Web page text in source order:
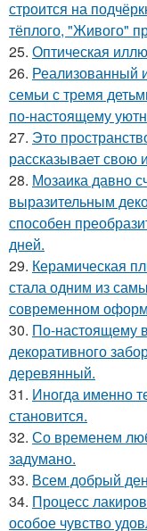
строится на
тёплого, "Живого"
25. Оптическая
26. Реализованный
семьи с тремя
по-настоящему
27. Это
рассказывает свою
28. Мозаика давно
выразительным
способен
дней.
29. Керамическая
стала одним из
современном
30. По-настоящему
декоративного
деревянный.
31. Иногда именно
становится.
32. Со временем
задумано.
33. Всем добрый
34. Процесс
особое чувство